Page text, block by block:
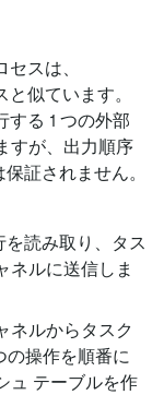
スは、
似ています。
する 1 つの外部
すが、出力順序
証されません。
読み取り、タス
ネルに送信しま
ネルからタスク
の操作を順番に
ュ テーブルを作